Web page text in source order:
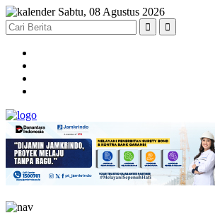
Sabtu, 08 Agustus 2026